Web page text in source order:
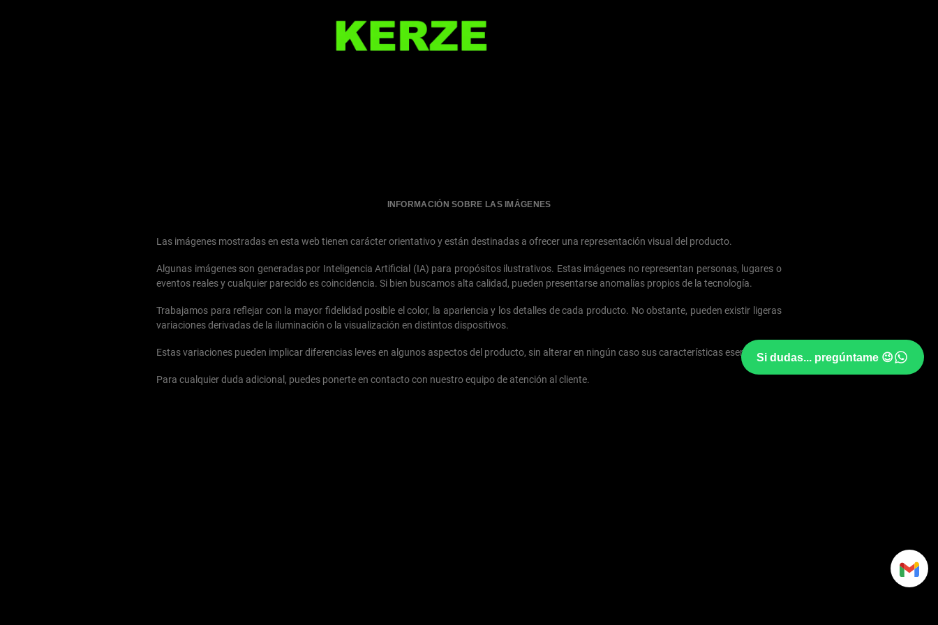
INFORMACIÓN SOBRE LAS IMÁGENES
Las imágenes mostradas en esta web tienen carácter orientativo y están destinadas a ofrecer una representación visual del producto.
Algunas imágenes son generadas por Inteligencia Artificial (IA) para propósitos ilustrativos. Estas imágenes no representan personas, lugares o
eventos reales y cualquier parecido es coincidencia. Si bien buscamos alta calidad, pueden presentarse anomalías propios de la tecnología.
Trabajamos para reflejar con la mayor fidelidad posible el color, la apariencia y los detalles de cada producto. No obstante, pueden existir ligeras
variaciones derivadas de la iluminación o la visualización en distintos dispositivos.
Estas variaciones pueden implicar diferencias leves en algunos aspectos del producto, sin alterar en ningún caso sus características esenciales.
Para cualquier duda adicional, puedes ponerte en contacto con nuestro equipo de atención al cliente.
Si dudas... pregúntame 😉